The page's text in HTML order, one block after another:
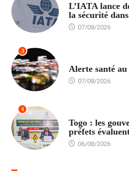
L’IATA lance
la sécurité
07/08/2026
3
Alerte santé au
07/08/2026
4
Togo : les
préfets
06/08/2026